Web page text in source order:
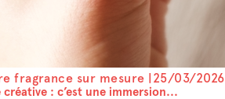
fragrance sur mesure | 25/03/2026
: c’est une immersion...